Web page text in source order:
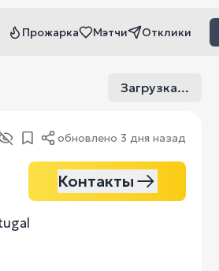
Прожарка Мэтчи Отклики
Загрузка...
обновлено 3 дня назад
Контакты